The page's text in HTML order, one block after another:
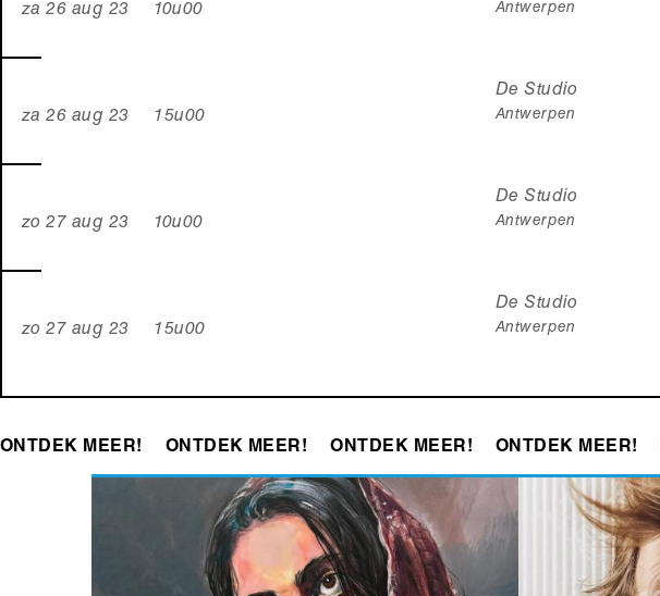
za 26 aug 23 10u00 Antwerpen
za 26 aug 23 15u00
De Studio
Antwerpen
zo 27 aug 23 10u00
De Studio
Antwerpen
zo 27 aug 23 15u00
De Studio
Antwerpen
ONTDEK MEER! ONTDEK MEER! ONTDEK MEER! ONTDEK MEER!